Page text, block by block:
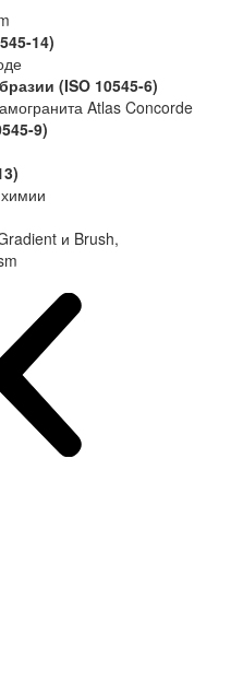
14)
(ISO 10545-6)
Atlas Concorde
9)
и Brush,